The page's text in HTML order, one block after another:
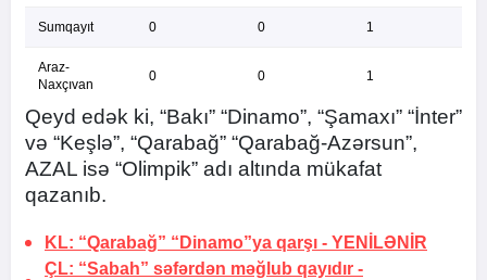
Sumqayıt 0 0 1
Araz-
Naxçıvan
0 0 1
Qeyd edək ki, “Bakı” “Dinamo”, “Şamaxı” “İnter”
və “Keşlə”, “Qarabağ” “Qarabağ-Azərsun”,
AZAL isə “Olimpik” adı altında mükafat
qazanıb.
KL: “Qarabağ” “Dinamo”ya qarşı - YENİLƏNİR
ÇL: “Sabah” səfərdən məğlub qayıdır -